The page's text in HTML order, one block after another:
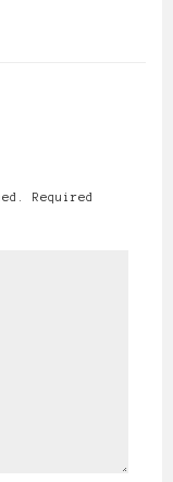
Required